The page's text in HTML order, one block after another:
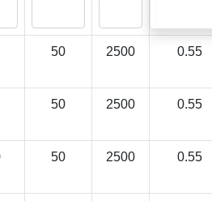
50 2500 0.55
50 2500 0.55
50 2500 0.55